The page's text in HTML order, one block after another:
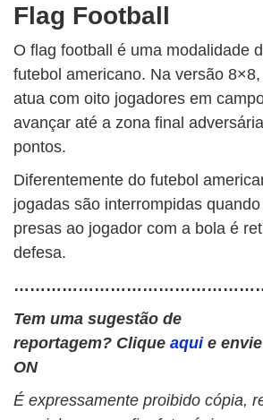
Flag Football
O flag football é uma modalidade
futebol americano. Na versão
atua com oito jogadores em
avançar até a zona final
pontos.
Diferentemente do futebol
jogadas são interrompidas
presas ao jogador com a bola é
defesa.
Tem uma sugestão de
reportagem? Clique aqui e
ON
É expressamente proibido cópia,